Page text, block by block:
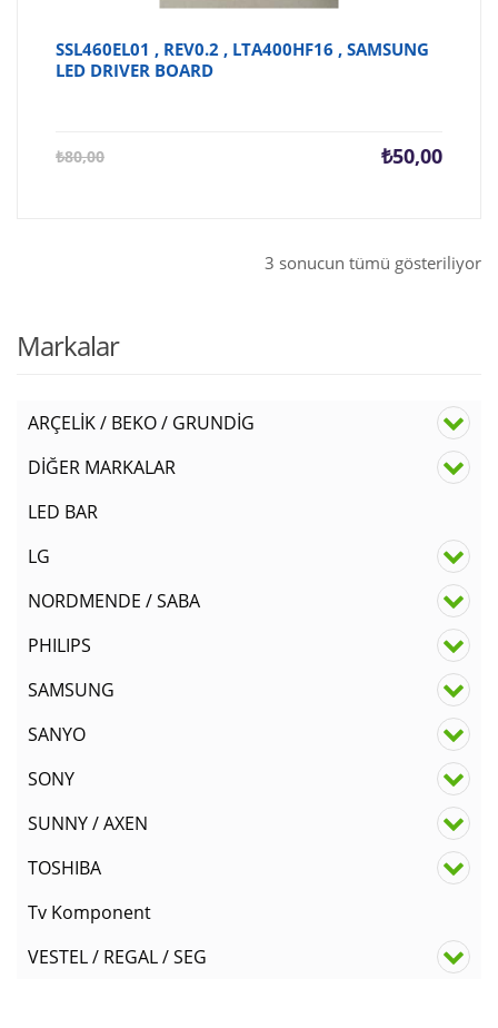
SSL460EL01 , REV0.2 , LTA400HF16 , SAMSUNG
LED DRIVER BOARD
₺80,00 ₺50,00
Şu
3 sonucun tümü gösteriliyor
Markalar
ARÇELİK / BEKO / GRUNDİG
DİĞER MARKALAR
LED BAR
LG
NORDMENDE / SABA
PHILIPS
SAMSUNG
SANYO
SONY
SUNNY / AXEN
TOSHIBA
Tv Komponent
VESTEL / REGAL / SEG